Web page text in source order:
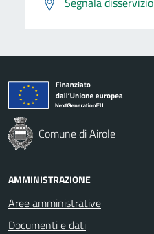
Comune di Airole
AMMINISTRAZIONE
Aree amministrative
Documenti e dati